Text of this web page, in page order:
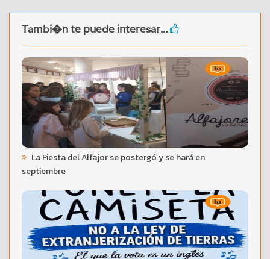
Tambi�n te puede interesar...
La Fiesta del Alfajor se postergó y se hará en
septiembre